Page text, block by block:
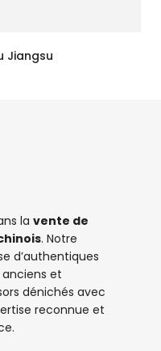
Jiangsu
la vente de
. Notre
d’authentiques
anciens et
dénichés avec
reconnue et